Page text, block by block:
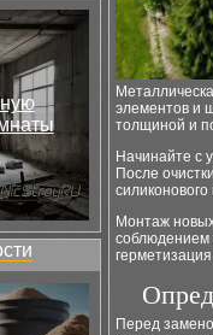
элементов и
толщиной и
Начинайте с
После
Монтаж
соблюдением
Перед